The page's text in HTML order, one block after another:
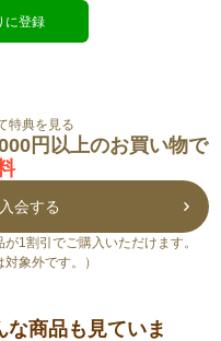
に登録
特典を見る
円以上のお買い物で
会する
1割引でご購入いただけます。
象外です。）
な商品も見ていま